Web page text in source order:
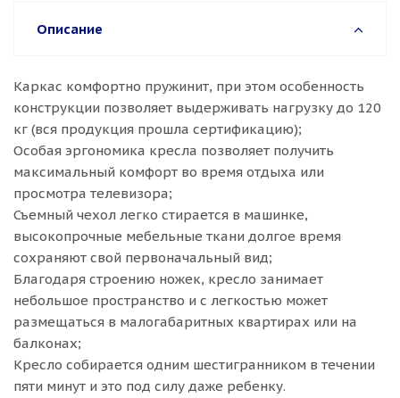
Описание
Каркас комфортно пружинит, при этом особенность
конструкции позволяет выдерживать нагрузку до 120
кг (вся продукция прошла сертификацию);
Особая эргономика кресла позволяет получить
максимальный комфорт во время отдыха или
просмотра телевизора;
Съемный чехол легко стирается в машинке,
высокопрочные мебельные ткани долгое время
сохраняют свой первоначальный вид;
Благодаря строению ножек, кресло занимает
небольшое пространство и с легкостью может
размещаться в малогабаритных квартирах или на
балконах;
Кресло собирается одним шестигранником в течении
пяти минут и это под силу даже ребенку.